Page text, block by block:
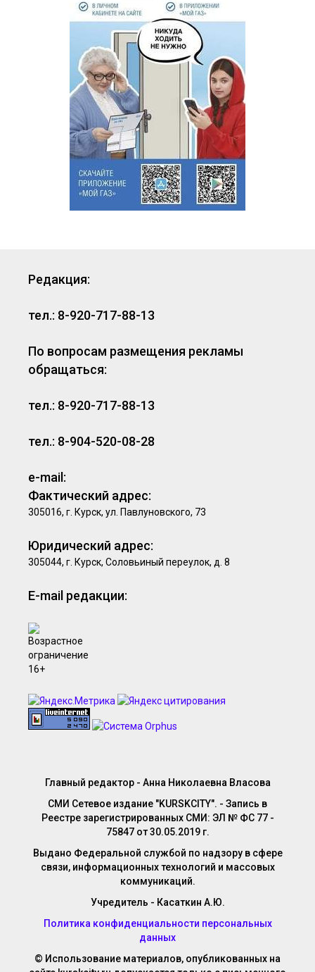
Редакция:
тел.: 8-920-717-88-13
По вопросам размещения рекламы
обращаться:
тел.: 8-920-717-88-13
тел.: 8-904-520-08-28
e-mail:
Фактический адрес:
305016, г. Курск, ул. Павлуновского, 73
Юридический адрес:
305044, г. Курск, Соловьиный переулок, д. 8
E-mail редакции:
Главный редактор - Анна Николаевна Власова
СМИ Сетевое издание "KURSKCITY". - Запись в
Реестре зарегистрированных СМИ: ЭЛ № ФС 77 -
75847 от 30.05.2019 г.
Выдано Федеральной службой по надзору в сфере
связи, информационных технологий и массовых
коммуникаций.
Учредитель - Касаткин А.Ю.
Политика конфиденциальности персональных
данных
© Использование материалов, опубликованных на